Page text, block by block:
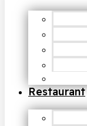
Restaurant